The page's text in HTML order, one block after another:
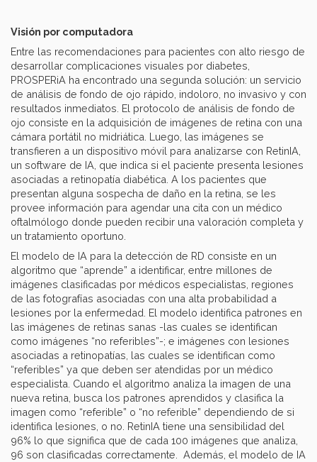
Visión por computadora
Entre las recomendaciones para pacientes con alto riesgo de
desarrollar complicaciones visuales por diabetes,
PROSPERiA ha encontrado una segunda solución: un servicio
de análisis de fondo de ojo rápido, indoloro, no invasivo y con
resultados inmediatos. El protocolo de análisis de fondo de
ojo consiste en la adquisición de imágenes de retina con una
cámara portátil no midriática. Luego, las imágenes se
transfieren a un dispositivo móvil para analizarse con RetinIA,
un software de IA, que indica si el paciente presenta lesiones
asociadas a retinopatía diabética. A los pacientes que
presentan alguna sospecha de daño en la retina, se les
provee información para agendar una cita con un médico
oftalmólogo donde pueden recibir una valoración completa y
un tratamiento oportuno.
El modelo de IA para la detección de RD consiste en un
algoritmo que “aprende” a identificar, entre millones de
imágenes clasificadas por médicos especialistas, regiones
de las fotografías asociadas con una alta probabilidad a
lesiones por la enfermedad. El modelo identifica patrones en
las imágenes de retinas sanas -las cuales se identifican
como imágenes “no referibles”-; e imágenes con lesiones
asociadas a retinopatías, las cuales se identifican como
“referibles” ya que deben ser atendidas por un médico
especialista. Cuando el algoritmo analiza la imagen de una
nueva retina, busca los patrones aprendidos y clasifica la
imagen como “referible” o “no referible” dependiendo de si
identifica lesiones, o no. RetinIA tiene una sensibilidad del
96% lo que significa que de cada 100 imágenes que analiza,
96 son clasificadas correctamente. Además, el modelo de IA